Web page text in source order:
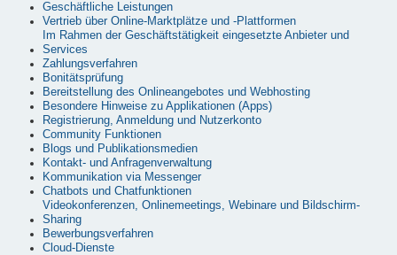
Geschäftliche Leistungen
Vertrieb über Online-Marktplätze und -Plattformen
Im Rahmen der Geschäftstätigkeit eingesetzte Anbieter und
Services
Zahlungsverfahren
Bonitätsprüfung
Bereitstellung des Onlineangebotes und Webhosting
Besondere Hinweise zu Applikationen (Apps)
Registrierung, Anmeldung und Nutzerkonto
Community Funktionen
Blogs und Publikationsmedien
Kontakt- und Anfragenverwaltung
Kommunikation via Messenger
Chatbots und Chatfunktionen
Videokonferenzen, Onlinemeetings, Webinare und Bildschirm-
Sharing
Bewerbungsverfahren
Cloud-Dienste